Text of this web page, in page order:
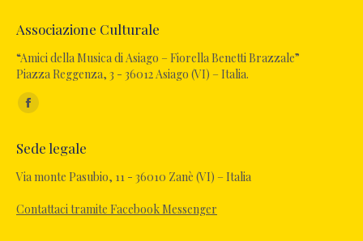
Associazione Culturale
“Amici della Musica di Asiago – Fiorella Benetti Brazzale”
Piazza Reggenza, 3 - 36012 Asiago (VI) – Italia.
Ci puoi trovare su:
Sede legale
Via monte Pasubio, 11 - 36010 Zanè (VI) – Italia
Contattaci tramite Facebook Messenger